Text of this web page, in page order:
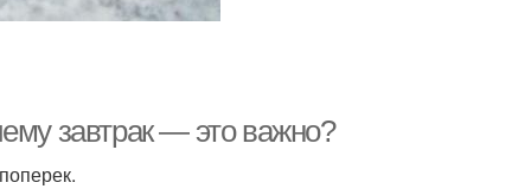
завтрак — это важно?